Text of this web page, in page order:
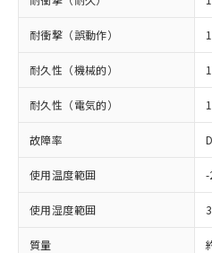
耐衝撃（誤動作）
耐久性（機械的）
耐久性（電気的）
故障率
使用温度範囲 -
使用湿度範囲
質量
正式な納期状況
様のお取引先、
ムロン制御機器販
オムロン制御機
点は「
販売ネッ
在庫状況および
事前の承諾なく
示しないようお
マイパーツ機能
ビス）をご利用
メンバーズにご
（DBP） 1000ppm以下、フ
(DIBP) 1000ppm以下
但し、RoHS指令で産業用監
適用除外項目は除く。
フタル酸エステル類の４物質
部品在庫の切り替え状
月が前後することがあ
DBP(フタル酸ジブチル) :
イソブチル) : 1000ppm、
ル) : 1000ppm、
DEHP(フタル酸ビス(2-エチ
※2 環境保護使用期
「ｅ」：有害物質（10
「10」：通常の使用状
質が外部に漏えいし、
「－」：未確認です。
全に破砕するな
いよう必要な手段
当社は貴社製品
ル、化学兵器、
武器並びにこれ
使用いたしません
当社は、貴社製
場合は、上記1、
該第三者に通知
法に輸出するお
り引きをいたし
△ 一定数には
－
在庫なし(最
いては、お
たはお客様
機器販売店
白
受注生産機
情報を公開